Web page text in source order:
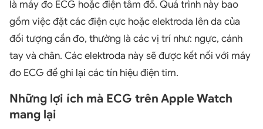
là máy đo ECG hoặc điện tâm đồ. Quá trình này bao
gồm việc đặt các điện cực hoặc elektroda lên da của
đối tượng cần đo, thường là các vị trí như: ngực, cánh
tay và chân. Các elektroda này sẽ được kết nối với máy
đo ECG để ghi lại các tín hiệu điện tim.
Những lợi ích mà ECG trên Apple Watch
mang lại